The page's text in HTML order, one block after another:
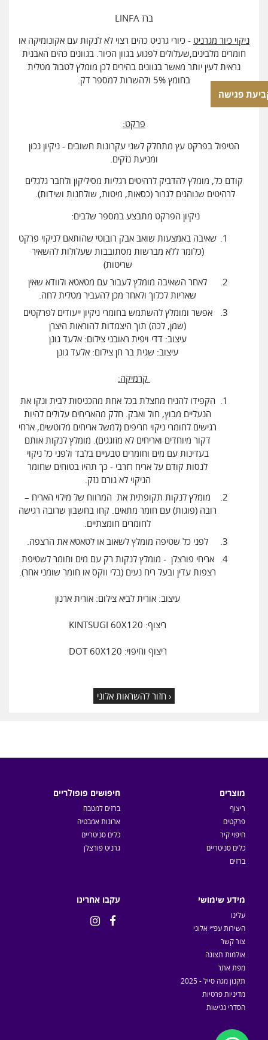
ברז LINFA
ניקוי כיור מגרניט - כיורי גרניט כהים רצוי לא לנקות עם אקונומיקה או
חומרים מלבינים,שעלולים לפגוע בגוון הכיור. בגוונים כהים האבנית
נראית לעין יותר מאשר בגוונים בהירים לכן מומלץ לטבול מטלית
בחומץ 5% ולהשרות למספר דק.
פרקט:
הטיפול בפרקט עץ מתחלק לשני עקרונות חשובים - ניקיון נכון
ומניעת נזקים.
קודם כל, מומלץ להדביק לרהיטים רגליות מסיליקון ולחבר גלגלים
לרהיטים שנוהגים לגרור (כסאות, מיטות, שולחנות ושידות).
ניקיון הפרקט מתבצע במספר שלבים:
שאיבה באמצעות שואב אבק רובוטי שהותאם לניקוי פרקט
(כלומר ללא מברשות מסתובבות שעלולות להשאיר
שריטות)
לאחר השאיבה מומלץ לעבור עם מטאטא ולוודא שאין
שאריות לכלוך ולאחר מכן להעביר מטלית לחה.
אפשר ומומלץ להשתמש בחומרי ניקיון ייעודים לפרקטים
(שמן, לכה) תוך היצמדות להוראות היצרן
עיצוב: דדי ויפית ראובני צילום: אלעד גונן
עיצוב: שגית בר חן צילום: אלעד גונן
קרמיקה:
הקפידו להניח מחצלת בכל אחת מהכניסות לבית ונקו את
הנעליים מבוץ, חול ואבק. חלק מהאריחים עלולים להיות
רגישים לחומרי ניקוי חריפים (למשל אריחים מלוטשים, ארחי
דקור מיוחדים ואריחים לא מזוגגים). מומלץ לנקות אותם
בעדינות עם מים וחומרים טבעיים בלבד ולפני כל ניקוי
לנסות קודם על אריח רזרבי - כך תהיו בטוחים שחומר
הניקוי לא גורם נזק.
מומלץ לנקות תקופתית את המרווח של מילוי האריח –
רובה (פוגות) עם חומר מתאים. קחו בחשבון שרובה רגישה
לחומרים חומצתיים.
לפני כל שטיפה מומלץ לשאוב או לטאטא את הרצפה.
אריחי פורצלן - מומלץ לנקות רק עם מים וחומר לשטיפת
רצפות עדין ובעל ריח נעים (בלי ווקס או חומר שומני אחר).
עיצוב: אורית לביא צילום: אורית ארנון
ריצוף: KINTSUGI 60X120
ריצוף וחיפוי: DOT 60X120
‹ חזור להשראות אלוני
פגישה
מוצרים
ריצוף
פרקטים
חיפוי קיר
כלים סניטריים
ברזים
חיפושים פופולריים
ברזים למטבח
ארונות אמבטיה
כלים סניטריים
גרניט פורצלן
מידע שימושי
עלינו
השירות עפ״י אלוני
צור קשר
אולמות תצוגה
מפת אתר
תקנון מגה סייל - 2025
מדיניות פרטיות
הסדרי נגישות
עקבו אחרינו

